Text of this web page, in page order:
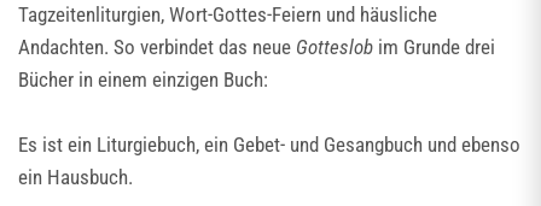
Tagzeitenliturgien, Wort-Gottes-Feiern und häusliche
Andachten. So verbindet das neue Gotteslob im Grunde drei
Bücher in einem einzigen Buch:
Es ist ein Liturgiebuch, ein Gebet- und Gesangbuch und ebenso
ein Hausbuch.